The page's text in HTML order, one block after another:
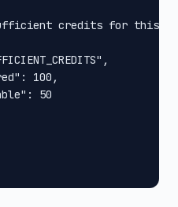
credits for this
100,
50